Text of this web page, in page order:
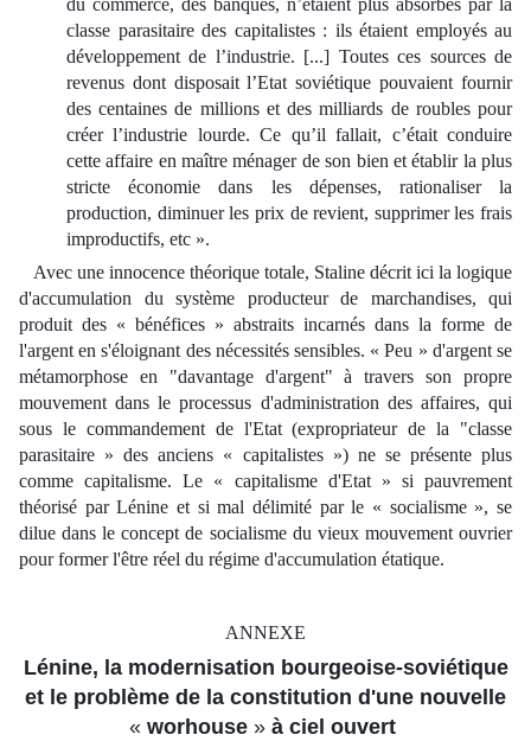
du commerce, des banques, n’étaient plus absorbés par la
classe parasitaire des capitalistes : ils étaient employés au
développement de l’industrie. [...] Toutes ces sources de
revenus dont disposait l’Etat soviétique pouvaient fournir
des centaines de millions et des milliards de roubles pour
créer l’industrie lourde. Ce qu’il fallait, c’était conduire
cette affaire en maître ménager de son bien et établir la plus
stricte économie dans les dépenses, rationaliser la
production, diminuer les prix de revient, supprimer les frais
improductifs, etc ».
Avec une innocence théorique totale, Staline décrit ici la logique
d'accumulation du système producteur de marchandises, qui
produit des « bénéfices » abstraits incarnés dans la forme de
l'argent en s'éloignant des nécessités sensibles. « Peu » d'argent se
métamorphose en "davantage d'argent" à travers son propre
mouvement dans le processus d'administration des affaires, qui
sous le commandement de l'Etat (expropriateur de la "classe
parasitaire » des anciens « capitalistes ») ne se présente plus
comme capitalisme. Le « capitalisme d'Etat » si pauvrement
théorisé par Lénine et si mal délimité par le « socialisme », se
dilue dans le concept de socialisme du vieux mouvement ouvrier
pour former l'être réel du régime d'accumulation étatique.
ANNEXE
Lénine, la modernisation bourgeoise-soviétique
et le problème de la constitution d'une nouvelle
« worhouse » à ciel ouvert